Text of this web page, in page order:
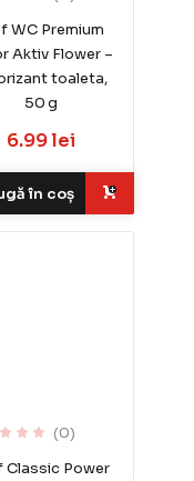
WC Premium
Aktiv Flower –
toaleta,
50 g
6.99 lei
în coș
(0)
Classic Power